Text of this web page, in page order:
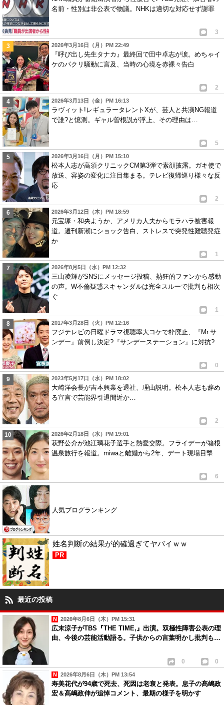
名前・性別は非公表で物議。NHKは適切な対応せず謝罪
3
2026年3月16日（月）PM 22:49
『呼び出し先生タナカ』最終回で田中卓志が涙。めちゃイ
ケのパクリ騒動に言及、当時の心境を赤裸々告白
2
2026年3月13日（金）PM 16:13
ラヴィット!レギュラータレントXが、芸人と共演NG報道
で誰?と憶測。ギャル曽根説が浮上、その理由は…
5
2026年3月16日（月）PM 15:10
松本人志が高須クリニックCM第3弾で素顔披露。ガキ使で
放送、容姿の変化に注目集まる。テレビ復帰巡り様々な反
応
2
2026年3月12日（木）PM 18:59
元宝塚・和央ようか、アメリカ人夫からモラハラ被害報
道。週刊新潮にショック告白、ストレスで突発性難聴発症
か
1
2026年8月5日（水）PM 12:32
三山凌輝がSNSにメッセージ投稿、熱狂的ファンから感動
の声。W不倫疑惑スキャンダルは完全スルーで批判も相次
ぐ
1
2017年3月28日（火）PM 12:16
フジテレビの日曜ドラマ視聴率大コケで枠廃止、『Mr.サ
ンデー』前倒し決定?『サンデーステーション』に対抗?
0
2023年5月17日（水）PM 18:02
大崎洋会長が吉本興業を退社、理由説明。松本人志も辞め
る宣言で芸能界引退間近か…
2
2026年2月18日（水）PM 19:01
萩野公介が池江璃花子選手と熱愛交際。フライデーが箱根
温泉旅行を報道。miwaと離婚から2年、デート現場目撃
6
人気ブログランキング
姓名判断の結果が的確過ぎてヤバイｗｗ
PR
最近の投稿
2026年8月6日（木）PM 15:31
広末涼子がTBS『THE TIME,』出演。双極性障害公表の理
由、今後の芸能活動語る。子供からの言葉明かし批判も…
0 0
2026年8月6日（木）PM 13:54
寿美花代が94歳で死去、死因は老衰と発表。息子の髙嶋政
宏＆髙嶋政伸が追悼コメント、最期の様子を明かす